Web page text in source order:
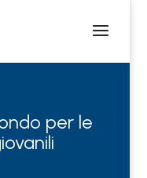
per le